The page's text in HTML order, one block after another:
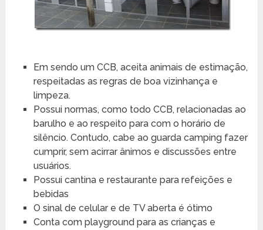
Em sendo um CCB, aceita animais de estimação,
respeitadas as regras de boa vizinhança e
limpeza.
Possui normas, como todo CCB, relacionadas ao
barulho e ao respeito para com o horário de
silêncio. Contudo, cabe ao guarda camping fazer
cumprir, sem acirrar ânimos e discussões entre
usuários.
Possui cantina e restaurante para refeições e
bebidas
O sinal de celular e de TV aberta é ótimo
Conta com playground para as crianças e